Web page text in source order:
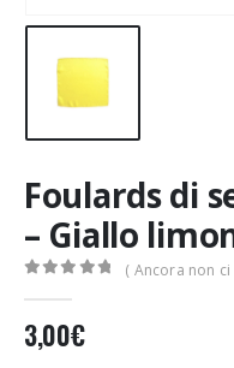
Foulards di
– Giallo
( Ancora non
3,00€